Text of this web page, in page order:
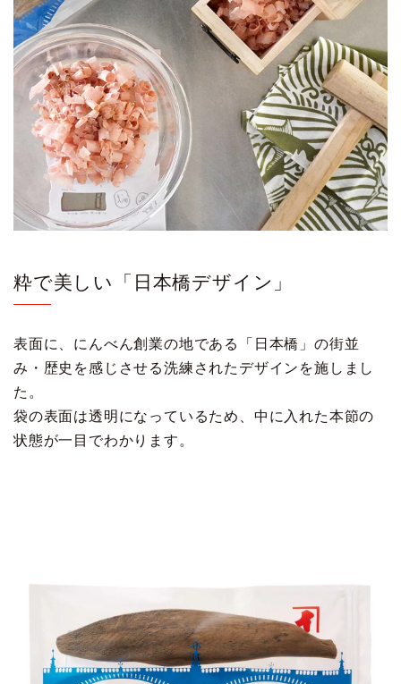
粋で美しい「日本橋デザイン」
表面に、にんべん創業の地である「日本橋」の街並
み・歴史を感じさせる洗練されたデザインを施しまし
た。
袋の表面は透明になっているため、中に入れた本節の
状態が一目でわかります。